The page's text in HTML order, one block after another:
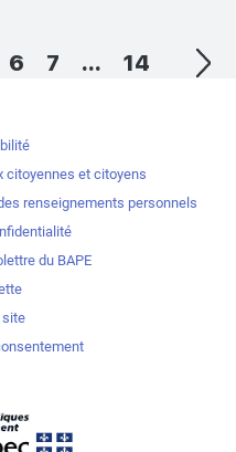
6 7 ... 14
citoyennes et citoyens
renseignements personnels
du BAPE
site